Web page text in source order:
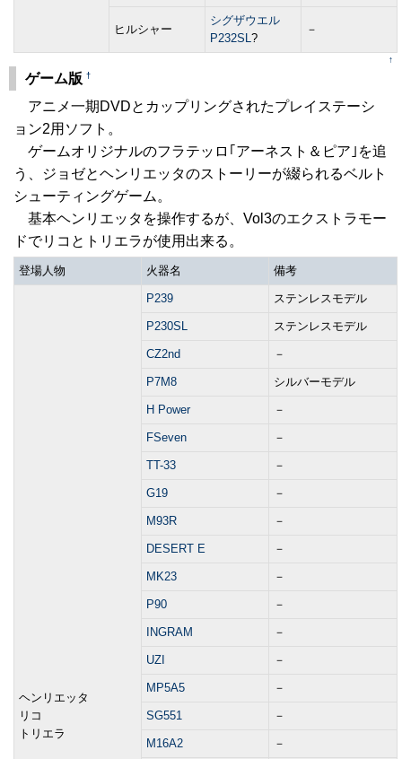
ヒルシャー
シグザウエル
P232SL?
－
↑
ゲーム版 †
アニメ一期DVDとカップリングされたプレイステーシ
ョン2用ソフト。
ゲームオリジナルのフラテッロ｢アーネスト＆ピア｣を追
う、ジョゼとヘンリエッタのストーリーが綴られるベルト
シューティングゲーム。
基本ヘンリエッタを操作するが、Vol3のエクストラモー
ドでリコとトリエラが使用出来る。
登場人物 火器名 備考
ヘンリエッタ
リコ
トリエラ
P239 ステンレスモデル
P230SL ステンレスモデル
CZ2nd －
P7M8 シルバーモデル
H Power －
FSeven －
TT-33 －
G19 －
M93R －
DESERT E －
MK23 －
P90 －
INGRAM －
UZI －
MP5A5 －
SG551 －
M16A2 －